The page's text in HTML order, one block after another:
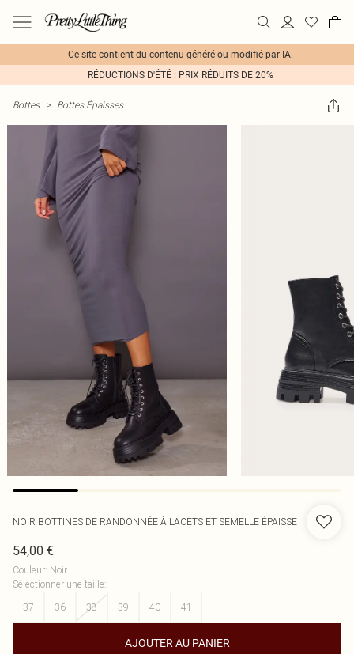
Ce site contient du contenu généré ou modifié par IA.
RÉDUCTIONS D'ÉTÉ : PRIX RÉDUITS DE 20%
Bottes > Bottes Épaisses
NOIR BOTTINES DE RANDONNÉE À LACETS ET SEMELLE ÉPAISSE
54,00 €
Couleur: Noir
Sélectionner une taille:
37
36 38 39 40 41
AJOUTER AU PANIER